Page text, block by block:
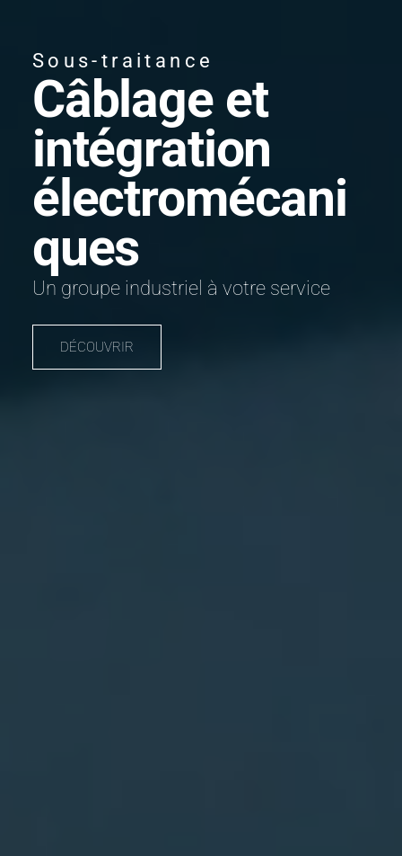
Sous-traitance
Câblage et
intégration
électromécani
ques
Un groupe industriel à votre service
DÉCOUVRIR